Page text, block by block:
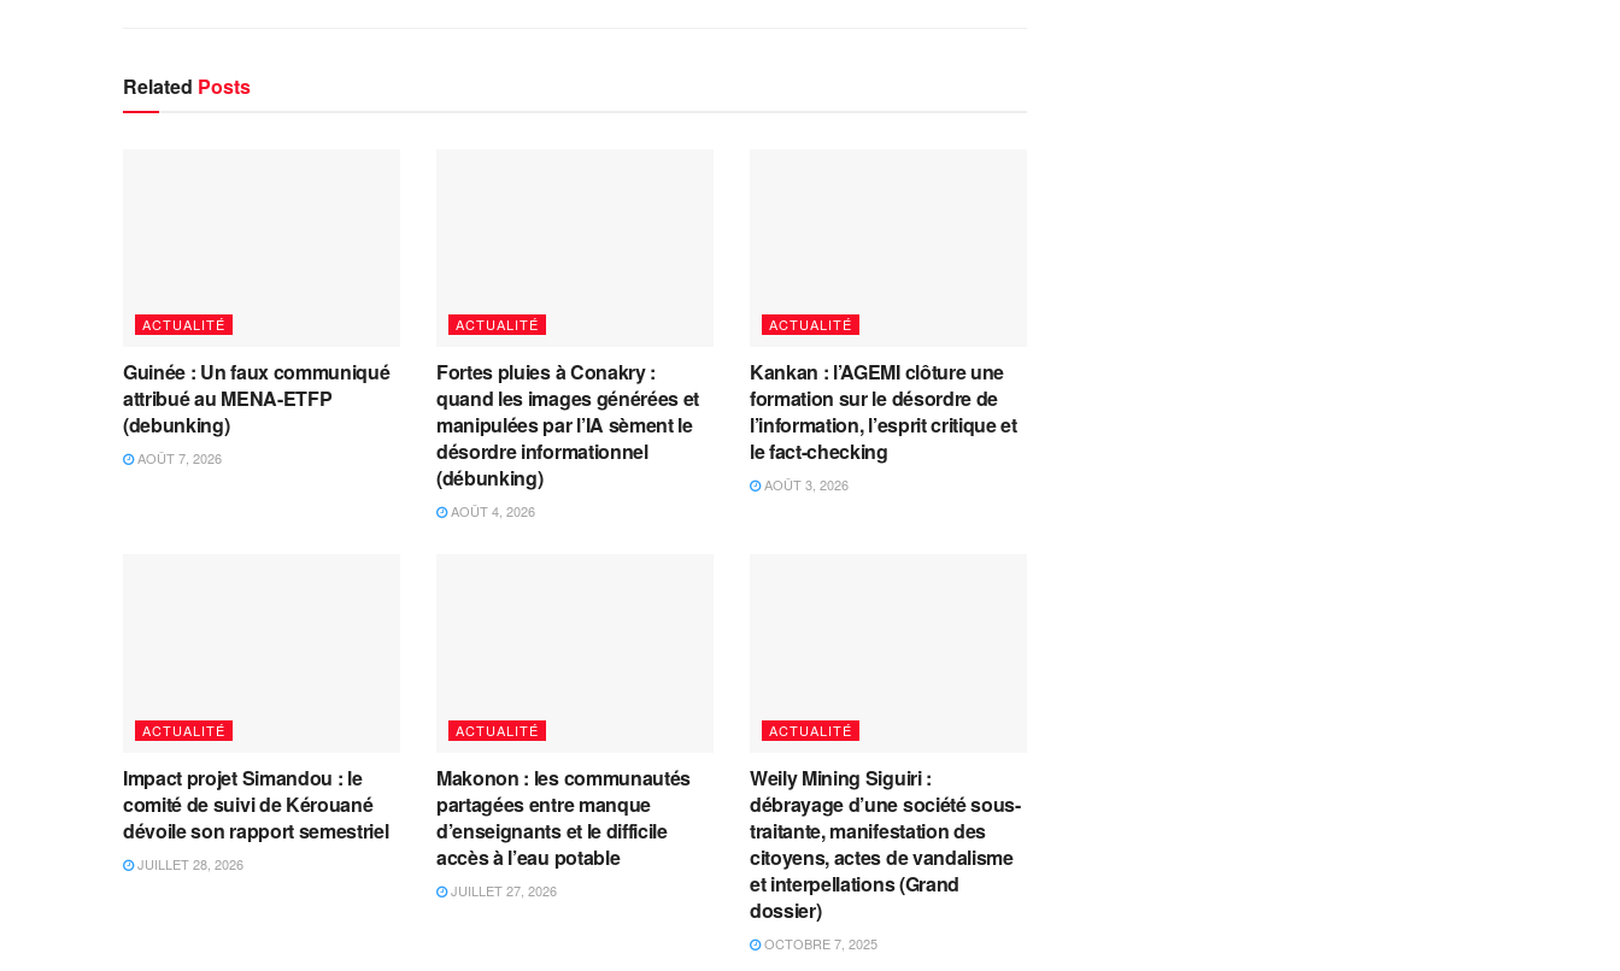
Related Posts
ACTUALITÉ
Guinée : Un faux communiqué
attribué au MENA-ETFP
(debunking)
AOÛT 7, 2026
ACTUALITÉ
Fortes pluies à Conakry :
quand les images générées et
manipulées par l’IA sèment le
désordre informationnel
(débunking)
AOÛT 4, 2026
ACTUALITÉ
Kankan : l’AGEMI clôture une
formation sur le désordre de
l’information, l’esprit critique et
le fact-checking
AOÛT 3, 2026
ACTUALITÉ
Impact projet Simandou : le
comité de suivi de Kérouané
dévoile son rapport semestriel
JUILLET 28, 2026
ACTUALITÉ
Makonon : les communautés
partagées entre manque
d’enseignants et le difficile
accès à l’eau potable
JUILLET 27, 2026
ACTUALITÉ
Weily Mining Siguiri :
débrayage d’une société sous-
traitante, manifestation des
citoyens, actes de vandalisme
et interpellations (Grand
dossier)
OCTOBRE 7, 2025